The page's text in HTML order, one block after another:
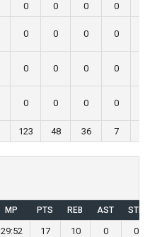
0 0 0 0
0 0 0 0
0 0 0 0
0 0 0 0
123 48 36 7
MP PTS REB AST STL
29:52 17 10 0
0